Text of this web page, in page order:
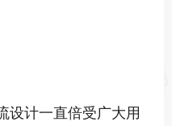
设计一直倍受广大用